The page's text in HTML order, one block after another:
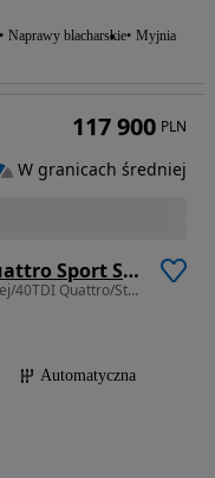
Naprawy blacharskie Myjnia
Audi A6 Avant 40 TDI mHEV Quattro Sport S tronic
1968 cm3 • 204 KM • Salon Polska/2022r 1rej/40TDI Quattro/Stronic/bezwypadkowy/idealny
Automatyczna
117 900 PLN
W granicach średniej